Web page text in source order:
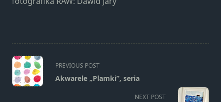
<span
class="nav-
subtitle
PREVIOUS POST
Akwarele „Plamki”, seria
NEXT POST